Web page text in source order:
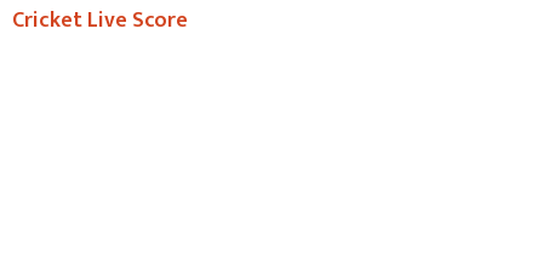
Cricket Live Score